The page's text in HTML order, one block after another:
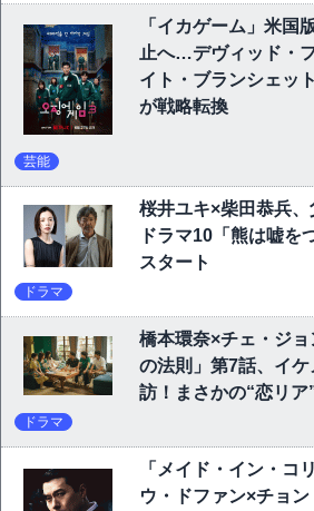
「イカゲーム」米国
止へ…デヴィッド・
イト・ブランシェッ
が戦略転換
芸能
桜井ユキ×柴田恭兵
ドラマ10「熊は嘘を
スタート
ドラマ
橋本環奈×チェ・ジ
の法則」第7話、イ
訪！まさかの“恋リア
ドラマ
「メイド・イン・コ
ウ・ドファン×チョ